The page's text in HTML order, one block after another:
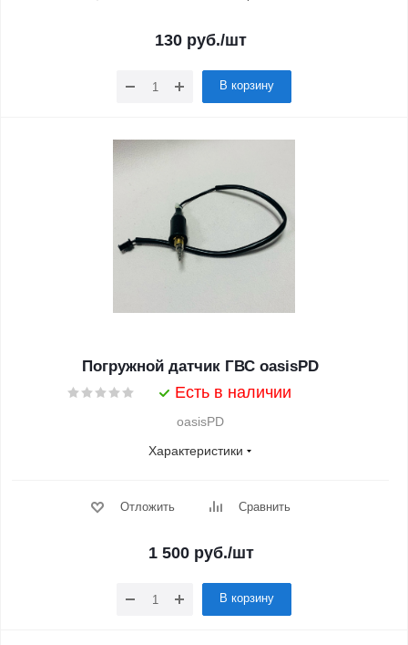
130 руб./шт
В корзину
Погружной датчик ГВС oasisPD
Есть в наличии
oasisPD
Характеристики
Отложить Сравнить
1 500руб./шт
В корзину